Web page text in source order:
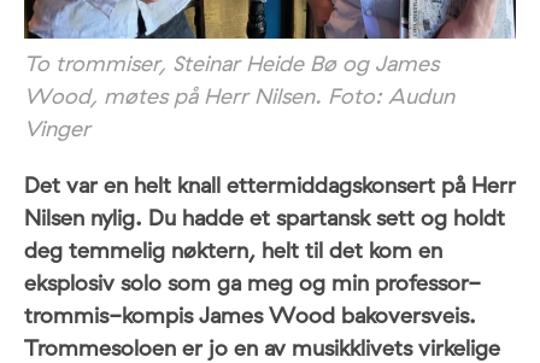
To trommiser, Steinar Heide Bø og James
Wood, møtes på Herr Nilsen. Foto: Audun
Vinger
Det var en helt knall ettermiddagskonsert på Herr
Nilsen nylig. Du hadde et spartansk sett og holdt
deg temmelig nøktern, helt til det kom en
eksplosiv solo som ga meg og min professor-
trommis-kompis James Wood bakoversveis.
Trommesoloen er jo en av musikklivets virkelige